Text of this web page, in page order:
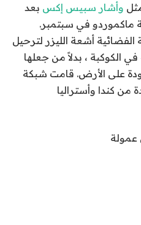
وأشار سبيس إكس بعد
ماكموردو في سبتمبر.
أشعة الليزر لترحيل
في الكوكبة ، بدلاً من جعلها
على الأرض. قامت شبكة
من كندا وأستراليا